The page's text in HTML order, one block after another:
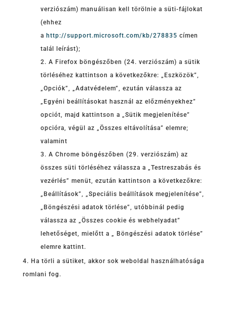
verziószám) manuálisan kell törölnie a süti-fájlokat
(ehhez
a http://support.microsoft.com/kb/278835 címen
talál leírást);
A Firefox böngészőben (24. verziószám) a sütik
törléséhez kattintson a következőkre: „Eszközök”,
„Opciók”, „Adatvédelem”, ezután válassza az
„Egyéni beállításokat használ az előzményekhez”
opciót, majd kattintson a „Sütik megjelenítése”
opcióra, végül az „Összes eltávolítása” elemre;
valamint
A Chrome böngészőben (29. verziószám) az
összes süti törléséhez válassza a „Testreszabás és
vezérlés” menüt, ezután kattintson a következőkre:
„Beállítások”, „Speciális beállítások megjelenítése”,
„Böngészési adatok törlése”, utóbbinál pedig
válassza az „Összes cookie és webhelyadat”
lehetőséget, mielőtt a „ Böngészési adatok törlése”
elemre kattint.
Ha törli a sütiket, akkor sok weboldal használhatósága
romlani fog.